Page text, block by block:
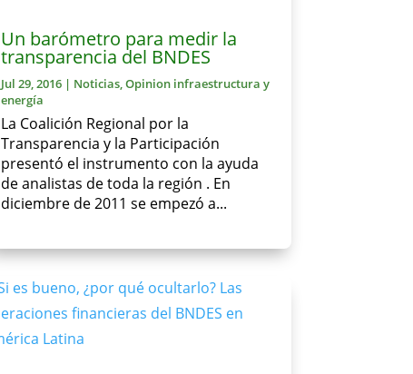
Un barómetro para medir la
transparencia del BNDES
Jul 29, 2016 | Noticias,Opinion infraestructura y
energía
La Coalición Regional por la
Transparencia y la Participación
presentó el instrumento con la ayuda
de analistas de toda la región . En
diciembre de 2011 se empezó a...